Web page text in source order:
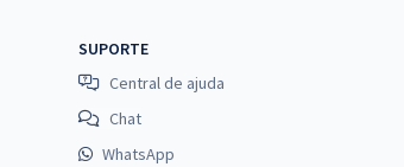
SUPORTE
Central de ajuda
Chat
WhatsApp